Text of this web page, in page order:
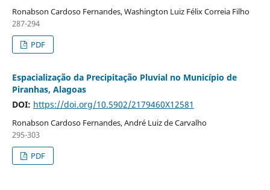
Ronabson Cardoso Fernandes, Washington Luiz Félix Correia Filho
287-294
PDF
Espacialização da Precipitação Pluvial no Município de
Piranhas, Alagoas
DOI: https://doi.org/10.5902/2179460X12581
Ronabson Cardoso Fernandes, André Luiz de Carvalho
295-303
PDF